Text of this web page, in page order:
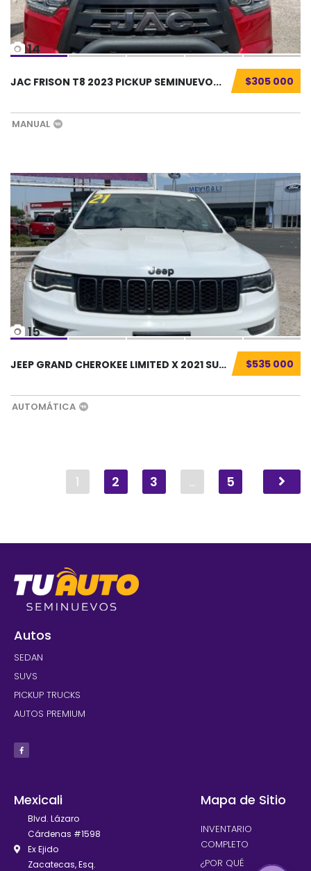
14
$305 000
JAC FRISON T8 2023 PICKUP SEMINUEVO...
MANUAL
15
$535 000
JEEP GRAND CHEROKEE LIMITED X 2021 SUV SEMIN...
AUTOMÁTICA
1 2 3 … 5
Autos
SEDAN
SUVS
PICKUP TRUCKS
AUTOS PREMIUM
Mexicali
Blvd. Lázaro
Cárdenas #1598
Ex Ejido
Zacatecas, Esq.
Mapa de Sitio
INVENTARIO
COMPLETO
¿POR QUÉ